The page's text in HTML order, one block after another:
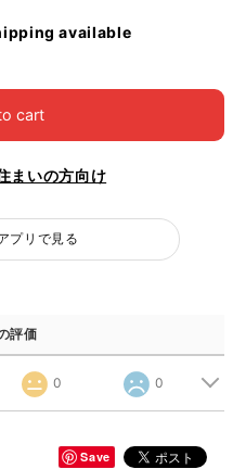
available
cart
まいの方向け
プリで見る
評価
0 0
Save